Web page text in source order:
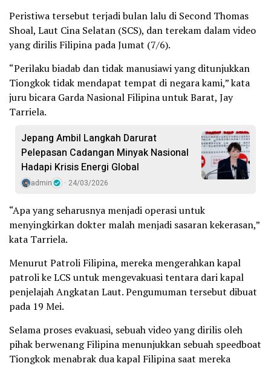
Peristiwa tersebut terjadi bulan lalu di Second Thomas
Shoal, Laut Cina Selatan (SCS), dan terekam dalam video
yang dirilis Filipina pada Jumat (7/6).
“Perilaku biadab dan tidak manusiawi yang ditunjukkan
Tiongkok tidak mendapat tempat di negara kami,” kata
juru bicara Garda Nasional Filipina untuk Barat, Jay
Tarriela.
Jepang Ambil Langkah Darurat
Pelepasan Cadangan Minyak Nasional
Hadapi Krisis Energi Global
admin 24/03/2026
“Apa yang seharusnya menjadi operasi untuk
menyingkirkan dokter malah menjadi sasaran kekerasan,”
kata Tarriela.
Menurut Patroli Filipina, mereka mengerahkan kapal
patroli ke LCS untuk mengevakuasi tentara dari kapal
penjelajah Angkatan Laut. Pengumuman tersebut dibuat
pada 19 Mei.
Selama proses evakuasi, sebuah video yang dirilis oleh
pihak berwenang Filipina menunjukkan sebuah speedboat
Tiongkok menabrak dua kapal Filipina saat mereka